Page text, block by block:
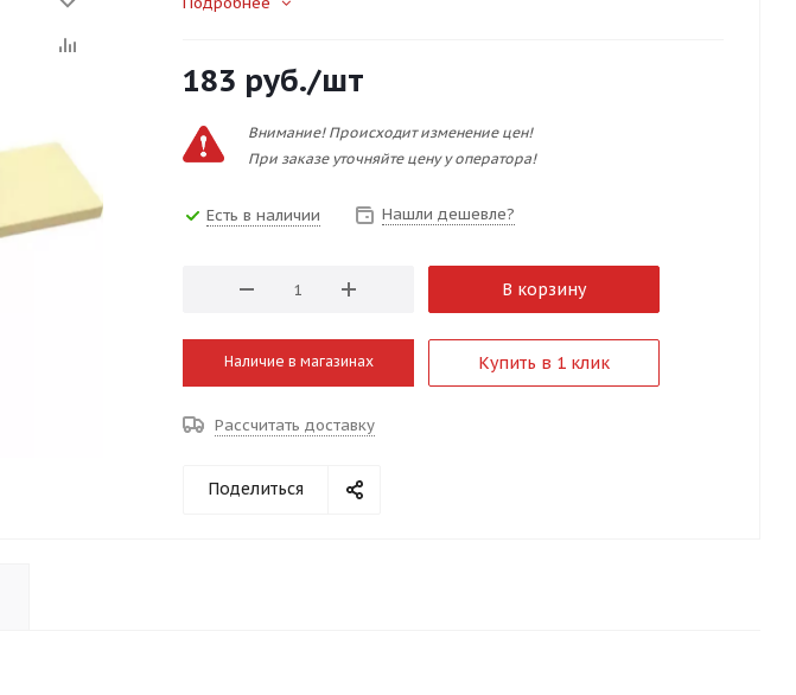
183 руб./шт
Внимание! Происходит изменение цен!
При заказе уточняйте цену у оператора!
Есть в наличии Нашли дешевле?
В корзину
Наличие в магазинах Купить в 1 клик
Рассчитать доставку
Поделиться